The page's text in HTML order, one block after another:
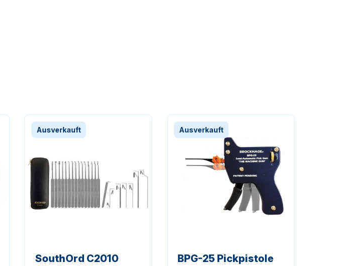
Ausverkauft
SouthOrd C2010
Ausverkauft
BPG-25 Pickpistole